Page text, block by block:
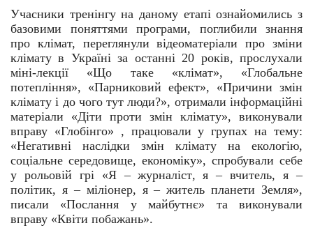
Учасники тренінгу на даному етапі ознайомились з
базовими поняттями програми, поглибили знання
про клімат, переглянули відеоматеріали про зміни
клімату в Україні за останні 20 років, прослухали
міні-лекції «Що таке «клімат», «Глобальне
потепління», «Парниковий ефект», «Причини змін
клімату і до чого тут люди?», отримали інформаційні
матеріали «Діти проти змін клімату», виконували
вправу «Глобінго» , працювали у групах на тему:
«Негативні наслідки змін клімату на екологію,
соціальне середовище, економіку», спробували себе
у рольовій грі «Я – журналіст, я – вчитель, я –
політик, я – міліонер, я – житель планети Земля»,
писали «Послання у майбутнє» та виконували
вправу «Квіти побажань».